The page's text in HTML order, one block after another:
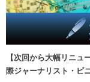
【次回から大幅リニ
際ジャーナリスト・ビ